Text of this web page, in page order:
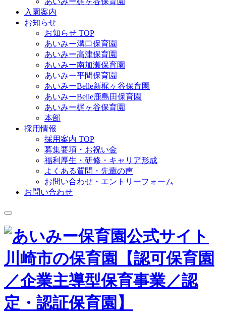
入園案内
お知らせ
お知らせ TOP
あいみー溝口保育園
あいみー高津保育園
あいみー南加瀬保育園
あいみー平間保育園
あいみーBelle新梶ヶ谷保育園
あいみーBelle鹿島田保育園
あいみー梶ヶ谷保育園
本部
採用情報
採用案内 TOP
募集要項・お祝い金
福利厚生・研修・キャリア形成
よくある質問・先輩の声
お問い合わせ・エントリーフォーム
お問い合わせ